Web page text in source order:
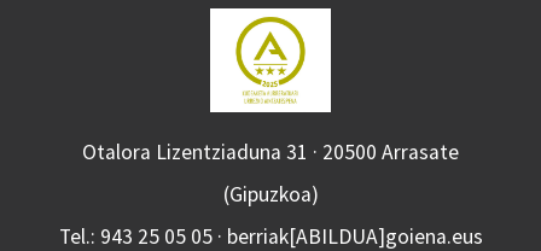
Otalora Lizentziaduna 31 · 20500 Arrasate
(Gipuzkoa)
Tel.: 943 25 05 05 · berriak[ABILDUA]goiena.eus